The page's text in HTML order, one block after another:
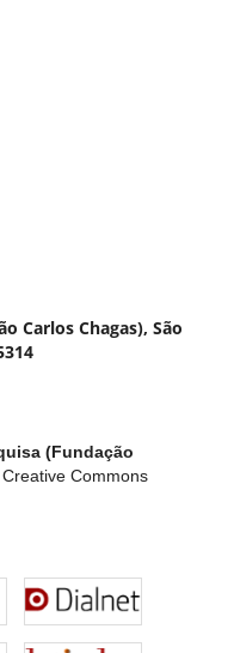
Carlos Chagas), São
(Fundação
Commons